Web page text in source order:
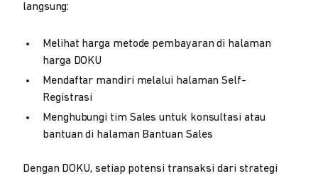
langsung:
Melihat harga metode pembayaran di halaman
harga DOKU
Mendaftar mandiri melalui halaman Self-
Registrasi
Menghubungi tim Sales untuk konsultasi atau
bantuan di halaman Bantuan Sales
Dengan DOKU, setiap potensi transaksi dari strategi